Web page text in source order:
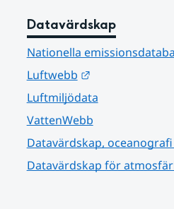
Datavärdskap
Nationella
Luftwebb
Länk till annan
Luftmiljödata
VattenWebb
Datavärdskap,
Datavärdskap för